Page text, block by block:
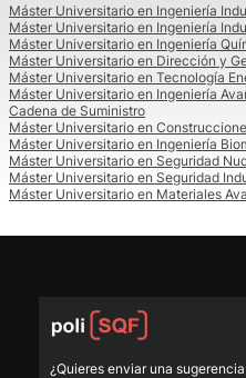
Máster Universitario en Ingeniería
Máster Universitario en Ingeniería
Máster Universitario en Ingeniería
Máster Universitario en Dirección y
Máster Universitario en Tecnología
Máster Universitario en Ingeniería
Cadena de Suministro
Máster Universitario en
Máster Universitario en Ingeniería
Máster Universitario en Seguridad
Máster Universitario en Seguridad
Máster Universitario en Materiales
¿Quieres enviar una